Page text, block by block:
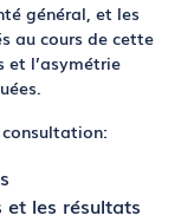
général, et les
au cours de cette
et l’asymétrie
et les résultats